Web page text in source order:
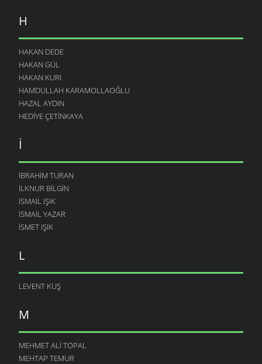
H
HAKAN DEDE
HAKAN GÜL
HAKAN KURI
HAMDULLAH KARAMOLLAOĞLU
HAZAL AYDIN
HEDIYE ÇETINKAYA
I
İBRAHIM TURAN
İLKNUR BILGIN
İSMAIL IŞIK
ISMAIL YAZAR
ISMET IŞIK
L
LEVENT KUŞ
M
MEHMET ALI TOPAL
MEHTAP TEMUR